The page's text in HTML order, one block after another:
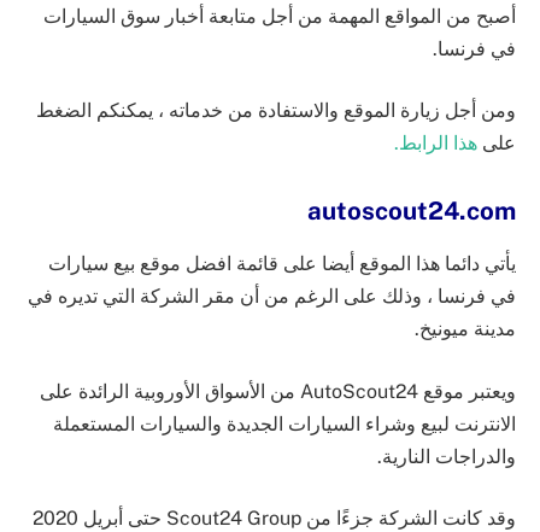
أصبح من المواقع المهمة من أجل متابعة أخبار سوق السيارات
في فرنسا.
ومن أجل زيارة الموقع والاستفادة من خدماته ، يمكنكم الضغط
على هذا الرابط.
autoscout24.com
يأتي دائما هذا الموقع أيضا على قائمة افضل موقع بيع سيارات
في فرنسا ، وذلك على الرغم من أن مقر الشركة التي تديره في
مدينة ميونيخ.
ويعتبر موقع AutoScout24 من الأسواق الأوروبية الرائدة على
الانترنت لبيع وشراء السيارات الجديدة والسيارات المستعملة
والدراجات النارية.
وقد كانت الشركة جزءًا من Scout24 Group حتى أبريل 2020